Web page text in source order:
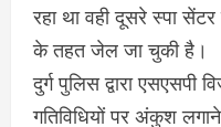
रहा था वही दूसरे स्पा सेंटर
के तहत जेल जा चुकी है।
दुर्ग पुलिस द्वारा
गतिविधियों पर अंकुश